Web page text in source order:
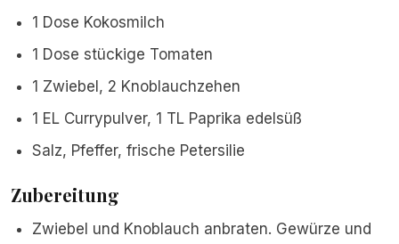
1 Dose Kokosmilch
1 Dose stückige Tomaten
1 Zwiebel, 2 Knoblauchzehen
1 EL Currypulver, 1 TL Paprika edelsüß
Salz, Pfeffer, frische Petersilie
Zubereitung
Zwiebel und Knoblauch anbraten. Gewürze und